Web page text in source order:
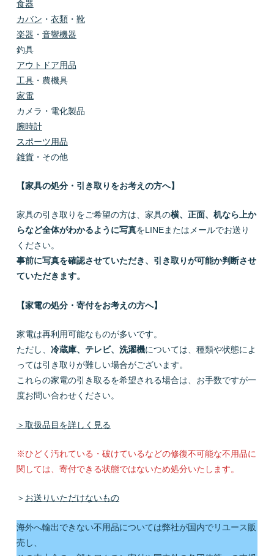
食器
カバン ・ 衣類・ 靴
楽器 ・ 音響機器
釣具
アウトドア用品
工具・農機具
家電
カメラ・電化製品
腕時計
スポーツ用品
雑貨・その他
【家具の処分・引き取りをお考えの方へ】
家具の引き取りをご希望の方は、家具の横、正面、机なら上か
らなど全体がわかるように写真をLINEまたはメールでお送り
ください。
事前に写真を確認させていただき、引き取りが可能か判断させ
ていただきます。
【家電の処分・寄付をお考えの方へ】
家電は再利用可能なものが多いです。
ただし、 冷蔵庫、テレビ、洗濯機については、種類や状態によ
っては引き取りが難しい場合がございます。
これらの家電の引き取るを希望される場合は、お手数ですが一
度お問い合わせください。
＞取扱品目を詳しく見る
※ひどく汚れている・破けているなどの修復不可能な不用品に
関しては、寄付できる状態ではないため処分いたします。
＞ お送りいただけないもの
海外へ輸出できない不用品については弊社が国内でリユース販
売し、